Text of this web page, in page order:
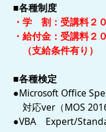
■各種制度
・学 割：受講料２
・給付金：受講料２
（支給条件有り）
■各種検定
●Microsoft Office
対応ver（MOS
●VBA Expert/